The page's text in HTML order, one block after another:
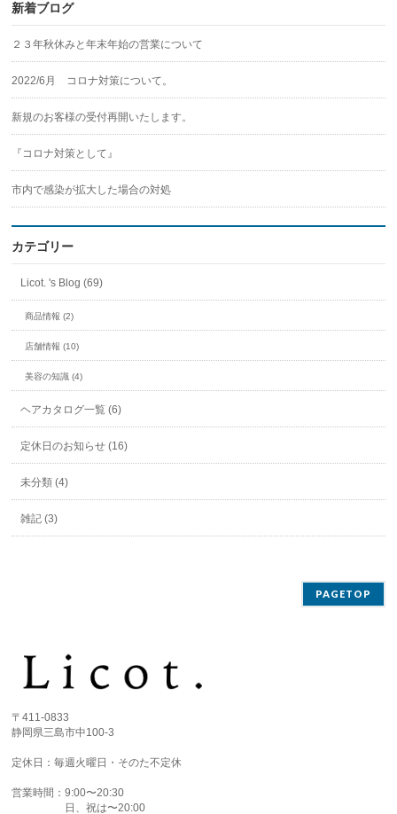
新着ブログ
２３年秋休みと年末年始の営業について
2022/6月 コロナ対策について。
新規のお客様の受付再開いたします。
『コロナ対策として』
市内で感染が拡大した場合の対処
カテゴリー
Licot. 's Blog (69)
商品情報 (2)
店舗情報 (10)
美容の知識 (4)
ヘアカタログ一覧 (6)
定休日のお知らせ (16)
未分類 (4)
雑記 (3)
PAGETOP
〒411-0833
静岡県三島市中100-3
定休日：毎週火曜日・そのた不定休
営業時間：9:00〜20:30
日、祝は〜20:00